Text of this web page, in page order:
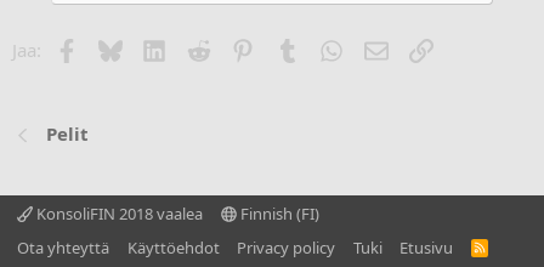
Jaa: Facebook
BlueskyLinkedIn
Reddit PinterestTumblr WhatsApp
Sähköposti
Linkki
Pelit
KonsoliFIN 2018 vaalea
Finnish (FI)
Ota yhteyttä
Käyttöehdot Privacy policy Tuki Etusivu
R